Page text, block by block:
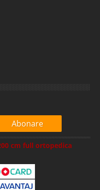
Abonare
cm full ortopedica